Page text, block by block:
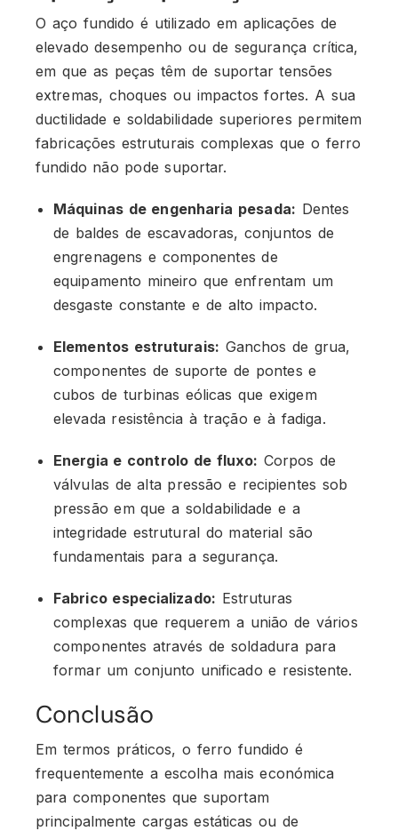
O aço fundido é utilizado em aplicações de
elevado desempenho ou de segurança crítica,
em que as peças têm de suportar tensões
extremas, choques ou impactos fortes. A sua
ductilidade e soldabilidade superiores permitem
fabricações estruturais complexas que o ferro
fundido não pode suportar.
Máquinas de engenharia pesada: Dentes
de baldes de escavadoras, conjuntos de
engrenagens e componentes de
equipamento mineiro que enfrentam um
desgaste constante e de alto impacto.
Elementos estruturais: Ganchos de grua,
componentes de suporte de pontes e
cubos de turbinas eólicas que exigem
elevada resistência à tração e à fadiga.
Energia e controlo de fluxo: Corpos de
válvulas de alta pressão e recipientes sob
pressão em que a soldabilidade e a
integridade estrutural do material são
fundamentais para a segurança.
Fabrico especializado: Estruturas
complexas que requerem a união de vários
componentes através de soldadura para
formar um conjunto unificado e resistente.
Conclusão
Em termos práticos, o ferro fundido é
frequentemente a escolha mais económica
para componentes que suportam
principalmente cargas estáticas ou de